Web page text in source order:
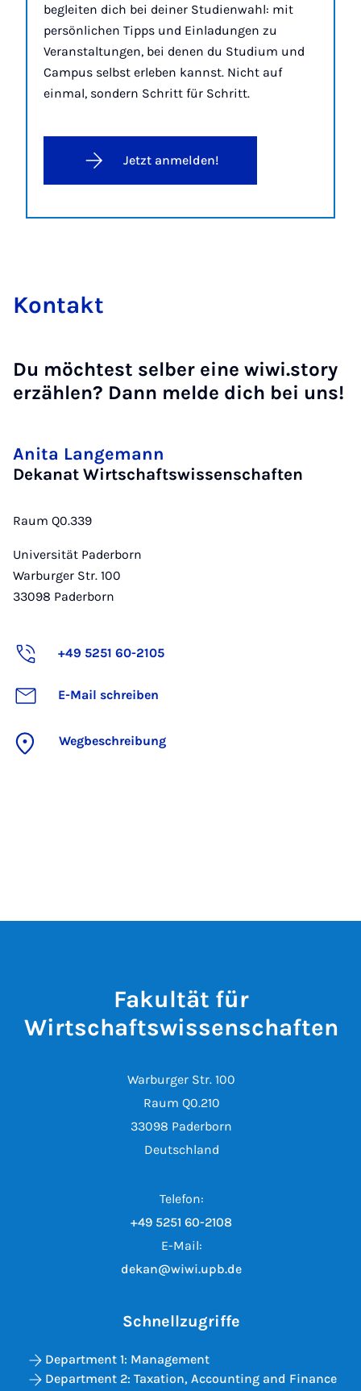
begleiten dich bei deiner Studienwahl: mit
persönlichen Tipps und Einladungen zu
Veranstaltungen, bei denen du Studium und
Campus selbst erleben kannst. Nicht auf
einmal, sondern Schritt für Schritt.
Jetzt anmelden!
Kon­takt
Du möchtest selber eine wiwi.story
erzählen? Dann melde dich bei uns!
Anita Langemann
Dekanat Wirtschaftswissenschaften
Raum Q0.339
Universität Paderborn
Warburger Str. 100
33098 Paderborn
+49 5251 60-2105
E-Mail schreiben
Wegbeschreibung
Fakultät für
Wirtschaftswissenschaften
Warburger Str. 100
Raum Q0.210
33098 Paderborn
Deutschland
Telefon:
+49 5251 60-2108
E-Mail:
dekan@wiwi.upb.de
Schnellzugriffe
Department 1: Management
Department 2: Taxation, Accounting and Finance